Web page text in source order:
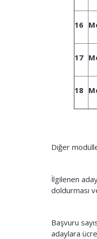
16
17
18
Diğer
İlgilenen
doldurması
Başvuru
adaylara